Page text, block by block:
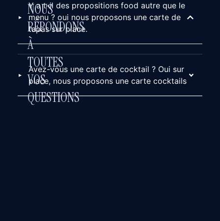
NOUS
RÉPONDONS
À
TOUTES
VOS
QUESTIONS
Y a t-il des propositions food autre que le
menu ? oui nous proposons une carte de
tapas sur place.
Avez-vous une carte de cocktail ? Oui sur
place, nous proposons une carte cocktails